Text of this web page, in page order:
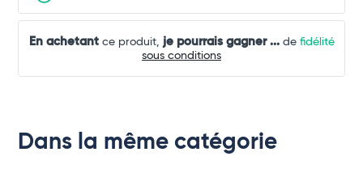
En achetantce produit, je pourrais gagner ...de fidélité
sous conditions
Dans la même catégorie